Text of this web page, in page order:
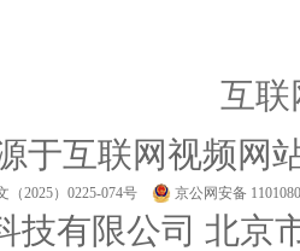
互联
于互联网视频网
（2025）0225-074号 京公网安备
技有限公司 北京